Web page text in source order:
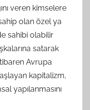
veren kimselere
olan özel ya
sahibi olabilir
satarak
Avrupa
kapitalizm,
yapılanmasını